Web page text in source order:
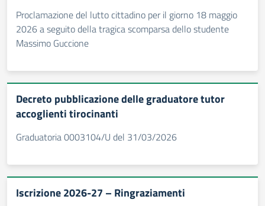
Proclamazione del lutto cittadino per il giorno 18 maggio
2026 a seguito della tragica scomparsa dello studente
Massimo Guccione
Decreto pubblicazione delle graduatore tutor
accoglienti tirocinanti
Graduatoria 0003104/U del 31/03/2026
Iscrizione 2026-27 – Ringraziamenti